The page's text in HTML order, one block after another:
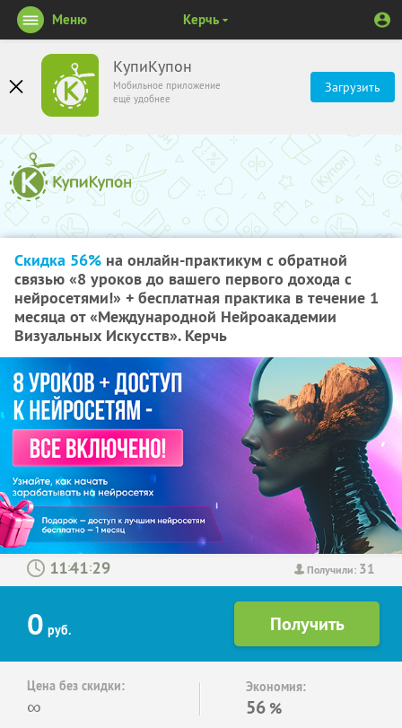
КупиКупон
Мобильное приложение
ещё удобнее
Загрузить
Меню Керчь
Скидка 56% на онлайн-практикум с обратной
связью «8 уроков до вашего первого дохода с
нейросетями!» + бесплатная практика в течение 1
месяца от «Международной Нейроакадемии
Визуальных Искусств». Керчь
Получили: 31
: :
0 руб.
Цена без скидки:
∞
Экономия:
56 %